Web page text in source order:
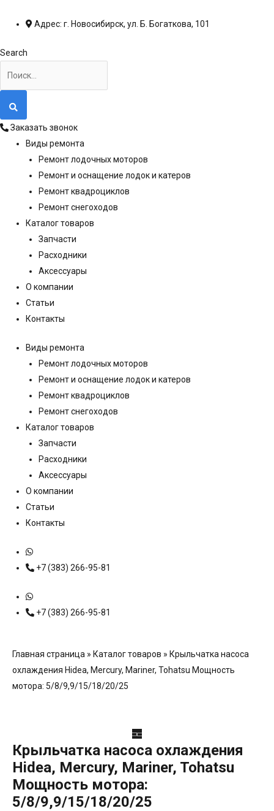
Адрес: г. Новосибирск, ул. Б. Богаткова, 101
Search
Заказать звонок
Виды ремонта
Ремонт лодочных моторов
Ремонт и оснащение лодок и катеров
Ремонт квадроциклов
Ремонт снегоходов
Каталог товаров
Запчасти
Расходники
Аксессуары
О компании
Статьи
Контакты
Виды ремонта
Ремонт лодочных моторов
Ремонт и оснащение лодок и катеров
Ремонт квадроциклов
Ремонт снегоходов
Каталог товаров
Запчасти
Расходники
Аксессуары
О компании
Статьи
Контакты
+7 (383) 266-95-81
+7 (383) 266-95-81
Главная страница » Каталог товаров » Крыльчатка насоса
охлаждения Hidea, Mercury, Mariner, Tohatsu Мощность
мотора: 5/8/9,9/15/18/20/25
Крыльчатка насоса охлаждения
Hidea, Mercury, Mariner, Tohatsu
Мощность мотора:
5/8/9,9/15/18/20/25